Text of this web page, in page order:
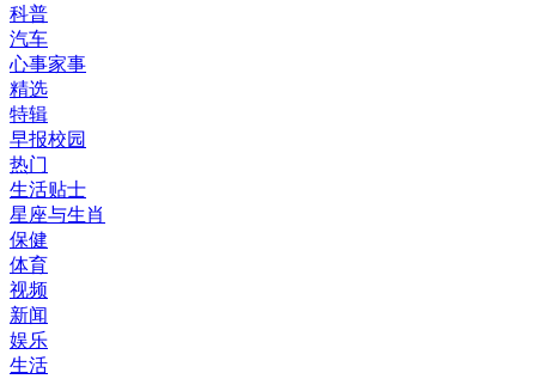
科普
汽车
心事家事
精选
特辑
早报校园
热门
生活贴士
星座与生肖
保健
体育
视频
新闻
娱乐
生活